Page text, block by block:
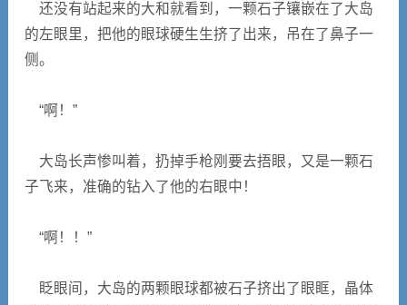
还没有站起来的大和就看到，一颗石子镶嵌在了大岛
的左眼里，把他的眼球硬生生挤了出来，吊在了鼻子一
侧。
“啊！”
大岛长声惨叫着，扔掉手枪刚要去捂眼，又是一颗石
子飞来，准确的钻入了他的右眼中！
“啊！！”
眨眼间，大岛的两颗眼球都被石子挤出了眼眶，晶体